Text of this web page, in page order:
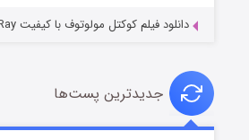
دانلود فیلم کوکتل مولوتوف با کیفیت BluRay
جدیدترین پست‌ها